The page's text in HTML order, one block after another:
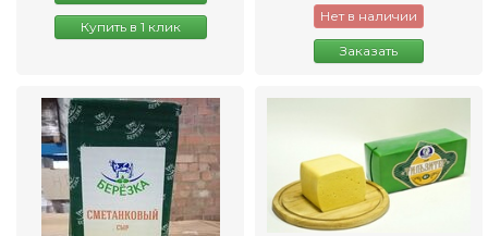
Купить в 1 клик
Нет в наличии
Заказать